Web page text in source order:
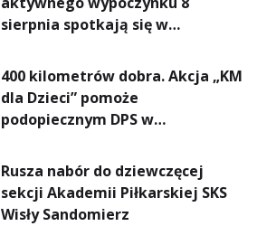
sierpnia spotkają się w
Pieszym „Tam Gdzie Pieprz
Rośnie”
400 kilometrów dobra. Akcja „KM
dla Dzieci” pomoże
podopiecznym DPS w
Rusza nabór do dziewczęcej
sekcji Akademii Piłkarskiej SKS
Wisły Sandomierz